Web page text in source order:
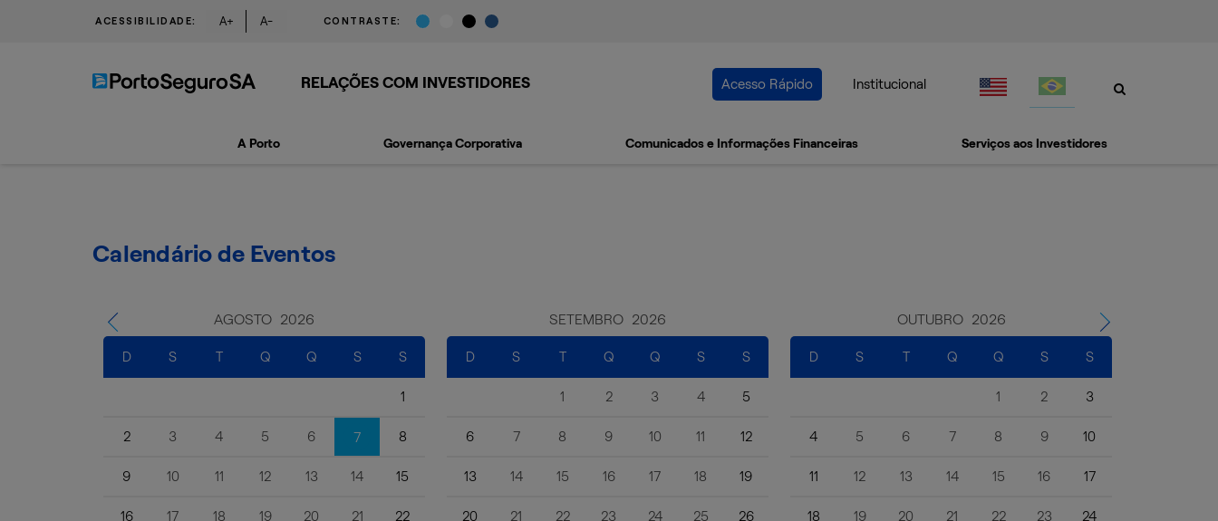
ACESSIBILIDADE: A+ A- CONTRASTE:
RELAÇÕES COM INVESTIDORES Acesso Rápido Institucional
A Porto Governança Corporativa Comunicados e Informações Financeiras Serviços aos Investidores
Calendário de Eventos
AGOSTO 2026
D S T Q Q S S
1
2 3 4 5 6 7 8
9 10 11 12 13 14 15
16 17 18 19 20 21 22
SETEMBRO 2026
D S T Q Q S S
1 2 3 4 5
6 7 8 9 10 11 12
13 14 15 16 17 18 19
20 21 22 23 24 25 26
OUTUBRO 2026
D S T Q Q S S
1 2 3
4 5 6 7 8 9 10
11 12 13 14 15 16 17
18 19 20 21 22 23 24